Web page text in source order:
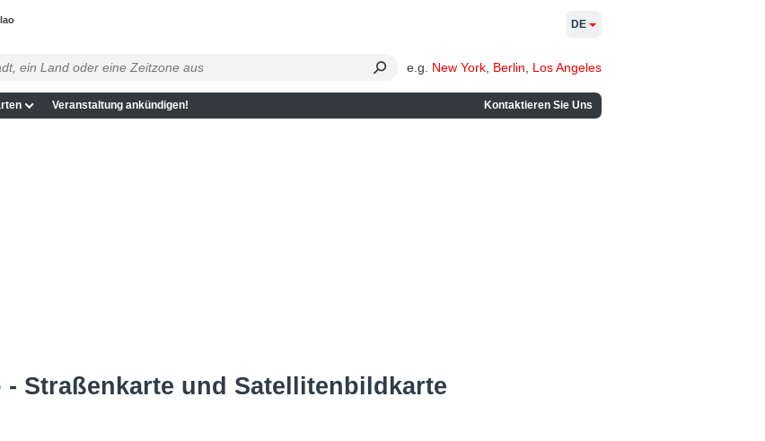
e.g. New York Berlin Los Angeles
Veranstaltung ankündigen! Kontaktieren Sie Uns
DE
Straßenkarte und Satellitenbildkarte